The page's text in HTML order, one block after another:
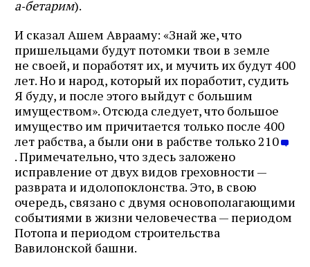
а‑бетарим).
И сказал Ашем Аврааму: «Знай же, что
пришельцами будут потомки твои в земле
не своей, и поработят их, и мучить их будут 400
лет. Но и народ, который их поработит, судить
Я буду, и после этого выйдут с большим
имуществом». Отсюда следует, что большое
имущество им причитается только после 400
лет рабства, а были они в рабстве только 210
. Примечательно, что здесь заложено
исправление от двух видов греховности —
разврата и идолопоклонства. Это, в свою
очередь, связано с двумя основополагающими
событиями в жизни человечества — периодом
Потопа и периодом строительства
Вавилонской башни.